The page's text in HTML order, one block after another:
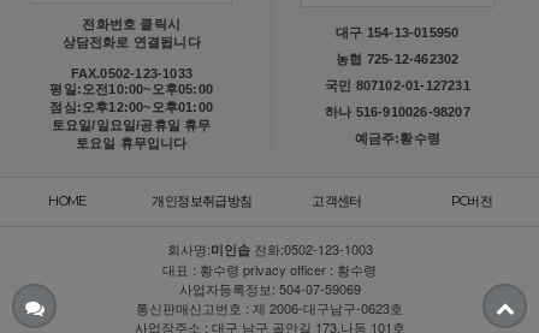
전화번호 클릭시
상담전화로 연결됩니다
FAX.0502-123-1033
평일:오전10:00~오후05:00
점심:오후12:00~오후01:00
토요일/일요일/공휴일 휴무
토요일 휴무입니다
대구 154-13-015950
농협 725-12-462302
국민 807102-01-127231
하나 516-910026-98207
예금주:황수령
HOME 개인정보취급방침 고객센터 PC버전
회사명:미인솝전화:0502-123-1003
대표 : 황수령 privacy officer : 황수령
사업자등록정보: 504-07-59069
통신판매신고번호 : 제 2006-대구남구-0623호
사업장주소 : 대구 남구 골안길 173,나동 101호